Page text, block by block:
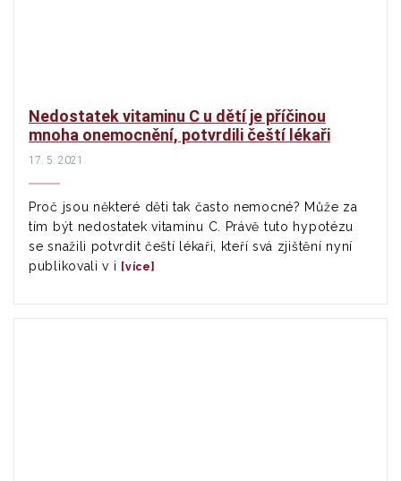
Nedostatek vitaminu C u dětí je příčinou
mnoha onemocnění, potvrdili čeští lékaři
17. 5. 2021
Proč jsou některé děti tak často nemocné? Může za
tím být nedostatek vitaminu C. Právě tuto hypotézu
se snažili potvrdit čeští lékaři, kteří svá zjištění nyní
publikovali v i [více]